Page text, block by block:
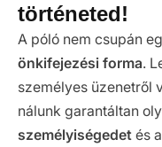
történeted!
A póló nem csupán
önkifejezési forma.
személyes üzenetről
nálunk garantáltan
személyiségedet és